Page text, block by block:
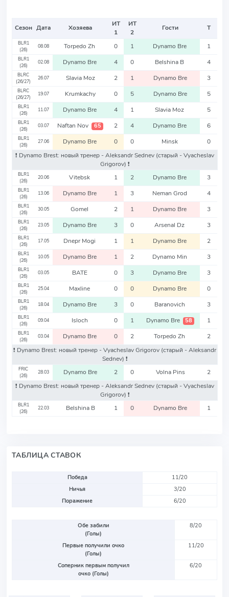
Сезон Дата Хозяева
ИТ
1
ИТ
2
Гости Т
BLR1
(26)
08.08 Torpedo Zh 0 1 Dynamo Bre 1
BLR1
(26)
02.08 Dynamo Bre 4 0 Belshina B 4
BLRC
(26/27)
26.07 Slavia Moz 2 1 Dynamo Bre 3
BLRC
(26/27)
19.07 Krumkachy 0 5 Dynamo Bre 5
BLR1
(26)
11.07 Dynamo Bre 4 1 Slavia Moz 5
BLR1
(26)
03.07 Naftan Nov 65 2 4 Dynamo Bre 6
BLR1
(26)
27.06 Dynamo Bre 0 0 Minsk
0
❗️ Dynamo Brest: новый тренер - Aleksandr Sednev (старый - Vyacheslav
Grigorov) ❗️
BLR1
(26)
20.06 Vitebsk 1 2 Dynamo Bre 3
BLR1
(26)
13.06 Dynamo Bre 1 3 Neman Grod 4
BLR1
(26)
30.05 Gomel 2 1 Dynamo Bre 3
BLR1
(26)
23.05 Dynamo Bre 3 0 Arsenal Dz 3
BLR1
(26)
17.05 Dnepr Mogi 1 1 Dynamo Bre 2
BLR1
(26)
10.05 Dynamo Bre 1 2 Dynamo Min 3
BLR1
(26)
03.05 BATE 0 3 Dynamo Bre 3
BLR1
(26)
25.04 Maxline 0 0 Dynamo Bre 0
BLR1
(26)
18.04 Dynamo Bre 3 0 Baranovich 3
BLR1
(26)
09.04 Isloch 0 1 Dynamo Bre 58 1
BLR1
(26)
03.04 Dynamo Bre 0 2 Torpedo Zh
2
❗️ Dynamo Brest: новый тренер - Vyacheslav Grigorov (старый - Aleksandr
Sednev) ❗️
FRIC
(26)
28.03 Dynamo Bre 2 0 Volna Pins
2
❗️ Dynamo Brest: новый тренер - Aleksandr Sednev (старый - Vyacheslav
Grigorov) ❗️
BLR1
(26)
22.03 Belshina B 1 0 Dynamo Bre 1
ТАБЛИЦА СТАВОК
Победа
11/20
Ничья
3/20
Поражение
6/20
Обе забили
(Голы)
8/20
Первые получили очко
(Голы)
11/20
Соперник первым получил
очко (Голы)
6/20